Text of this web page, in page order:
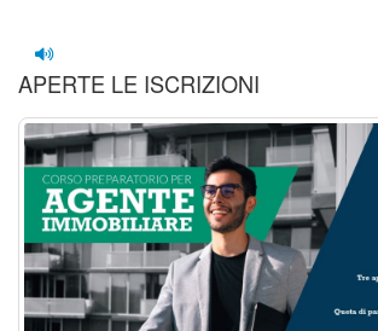
APERTE LE ISCRIZIONI